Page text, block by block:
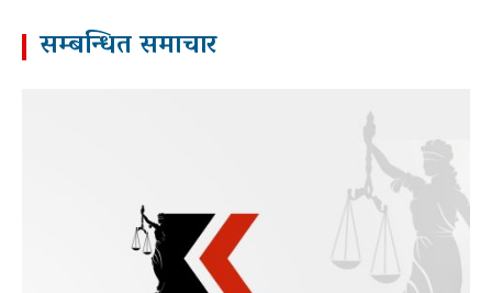
सम्बन्धित समाचार